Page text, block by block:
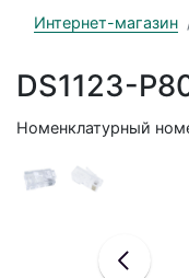
Интернет-магазин
DS1123-
Номенклатурный